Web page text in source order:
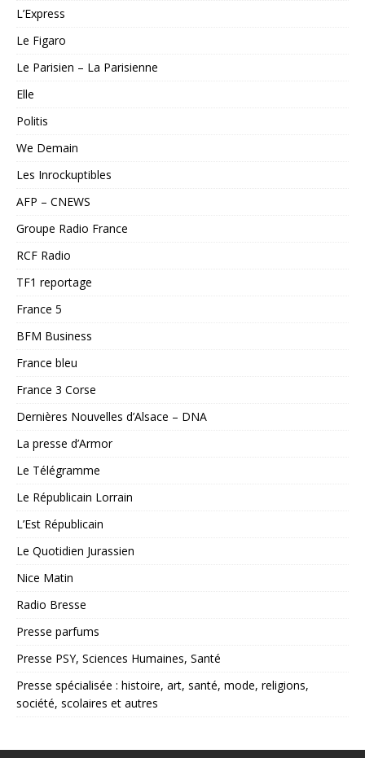
L’Express
Le Figaro
Le Parisien – La Parisienne
Elle
Politis
We Demain
Les Inrockuptibles
AFP – CNEWS
Groupe Radio France
RCF Radio
TF1 reportage
France 5
BFM Business
France bleu
France 3 Corse
Dernières Nouvelles d’Alsace – DNA
La presse d’Armor
Le Télégramme
Le Républicain Lorrain
L’Est Républicain
Le Quotidien Jurassien
Nice Matin
Radio Bresse
Presse parfums
Presse PSY, Sciences Humaines, Santé
Presse spécialisée : histoire, art, santé, mode, religions,
société, scolaires et autres